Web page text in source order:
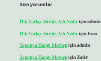
Son yorumlar
İLk Türkçe Sözlük Adı Nediriçinadmin
İLk Türkçe Sözlük Adı NediriçinEren
Japonya Hangi Mezhepiçinadmin
Japonya Hangi MezhepiçinZafer